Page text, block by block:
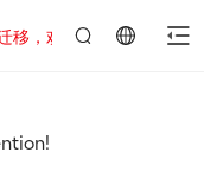
移，欢迎访问新址：